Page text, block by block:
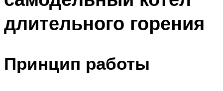
длительного горения
Принцип работы